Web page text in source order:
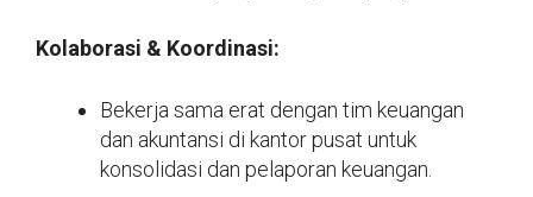
Kolaborasi & Koordinasi:
Bekerja sama erat dengan tim keuangan
dan akuntansi di kantor pusat untuk
konsolidasi dan pelaporan keuangan.